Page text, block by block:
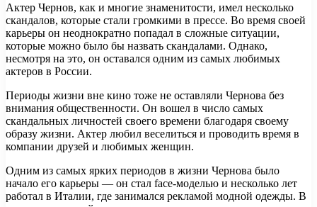
Актер Чернов, как и многие знаменитости, имел несколько
скандалов, которые стали громкими в прессе. Во время своей
карьеры он неоднократно попадал в сложные ситуации,
которые можно было бы назвать скандалами. Однако,
несмотря на это, он оставался одним из самых любимых
актеров в России.
Периоды жизни вне кино тоже не оставляли Чернова без
внимания общественности. Он вошел в число самых
скандальных личностей своего времени благодаря своему
образу жизни. Актер любил веселиться и проводить время в
компании друзей и любимых женщин.
Одним из самых ярких периодов в жизни Чернова было
начало его карьеры — он стал face-моделью и несколько лет
работал в Италии, где занимался рекламой модной одежды. В